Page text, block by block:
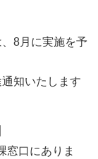
8月に実施を予
知いたします
窓口にありま